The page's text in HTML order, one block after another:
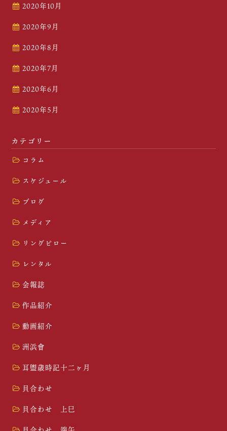
2020年10月
2020年9月
2020年8月
2020年7月
2020年6月
2020年5月
カテゴリー
コラム
スケジュール
ブログ
メディア
リングピロー
レンタル
会報誌
作品紹介
動画紹介
洲浜會
耳盥歳時記十二ヶ月
貝合わせ
貝合わせ 上巳